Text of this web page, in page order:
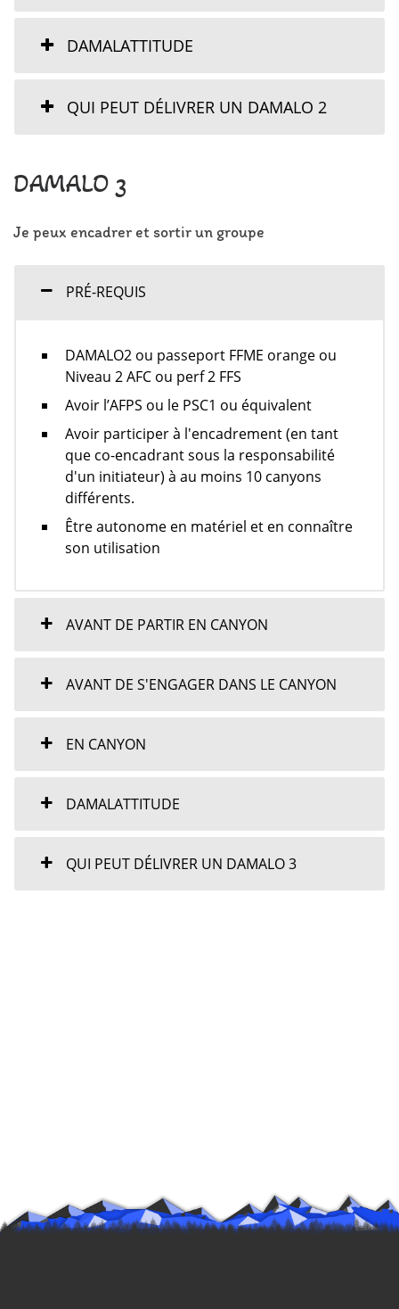
DAMALATTITUDE
QUI PEUT DÉLIVRER UN DAMALO 2
DAMALO 3
Je peux encadrer et sortir un groupe
PRÉ-REQUIS
DAMALO2 ou passeport FFME orange ou
Niveau 2 AFC ou perf 2 FFS
Avoir l’AFPS ou le PSC1 ou équivalent
Avoir participer à l'encadrement (en tant
que co-encadrant sous la responsabilité
d'un initiateur) à au moins 10 canyons
différents.
Être autonome en matériel et en connaître
son utilisation
AVANT DE PARTIR EN CANYON
AVANT DE S'ENGAGER DANS LE CANYON
EN CANYON
DAMALATTITUDE
QUI PEUT DÉLIVRER UN DAMALO 3